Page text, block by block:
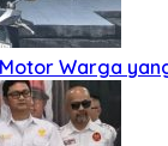
Warga